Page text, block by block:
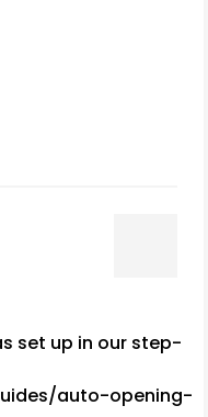
set up in our step-
auto-opening-